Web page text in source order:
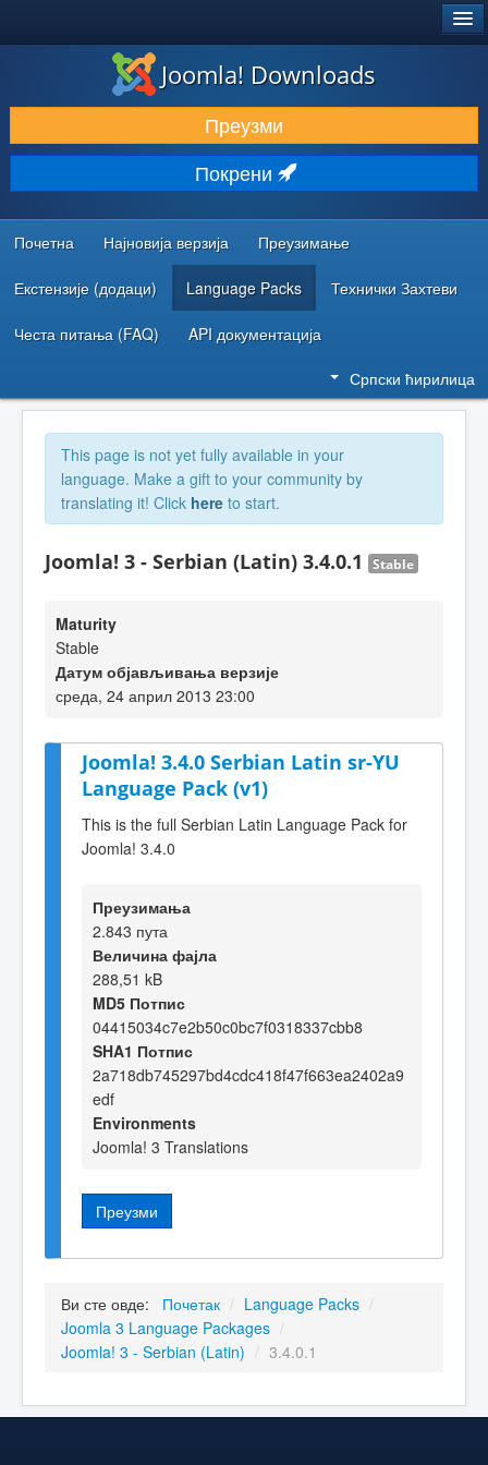
ПРЕУЗИМАЊЕ И ПРОШИРЕЊА (ЕКСТЕНЗИЈЕ)
ОТКРИЈТЕ И НАУЧИТЕ
ЗАЈЕДНИЦА И ПОДРШКА
РЕСУРСИ ЗА РАЗВОЈ
Joomla! Downloads
Преузми
Покрени
Почетна Најновија верзија Преузимање
Екстензије (додаци) Language Packs Технички Захтеви
Честа питања (FAQ) API документација
Српски ћирилица
This page is not yet fully available in your
language. Make a gift to your community by
translating it! Click here to start.
Joomla! 3 - Serbian (Latin) 3.4.0.1 Stable
Maturity
Stable
Датум објављивања верзије
среда, 24 април 2013 23:00
Joomla! 3.4.0 Serbian Latin sr-YU
Language Pack (v1)
This is the full Serbian Latin Language Pack for
Joomla! 3.4.0
Преузимања
2.843 пута
Величина фајла
288,51 kB
MD5 Потпис
04415034c7e2b50c0bc7f0318337cbb8
SHA1 Потпис
2a718db745297bd4cdc418f47f663ea2402a9
edf
Environments
Joomla! 3 Translations
Преузми
Ви сте овде: Почетак / Language Packs /
Joomla 3 Language Packages /
Joomla! 3 - Serbian (Latin) / 3.4.0.1